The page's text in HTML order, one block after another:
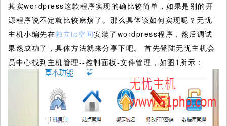
其实wordpress这款程序实现的确比较简单，如果是别的开
源程序说不定就比较麻烦了。那么具体该如何实现呢？无忧
主机小编先在独立ip空间安装了wordpress程序，然后调试
果然成功了，具体方法就来分享下吧。
首先登陆无忧主机会
员中心找到主机管理--控制面板-文件管理，如图1所示：